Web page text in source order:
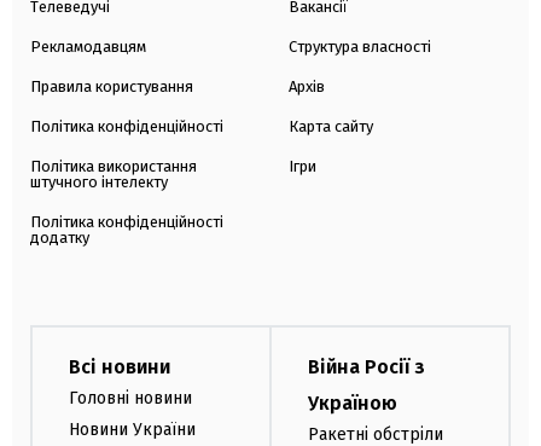
Телеведучі
Рекламодавцям
Правила користування
Політика конфіденційності
Політика використання
штучного інтелекту
Політика конфіденційності
додатку
Вакансії
Структура власності
Архів
Карта сайту
Ігри
Всі новини
Головні новини
Новини України
Війна Росії з
Україною
Ракетні обстріли